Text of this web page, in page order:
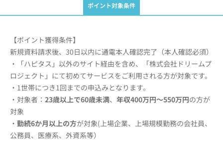
ポイント対象条件
【ポイント獲得条件】
新規資料請求後、30日以内に通電本人確認完了（本人確認必須）
・「ハピタス」以外のサイト経由を含め、「株式会社ドリームプ
ロジェクト」にて初めてサービスをご利用される方が対象です。
・1世帯につき1回までの申込みとなります。
・対象者： 23歳以上で60歳未満、 年収400万円～550万円の方が
対象
・ 勤続6か月以上の方が対象(上場企業、上場規模勤務の会社員、
公務員、医療系、外資系等）